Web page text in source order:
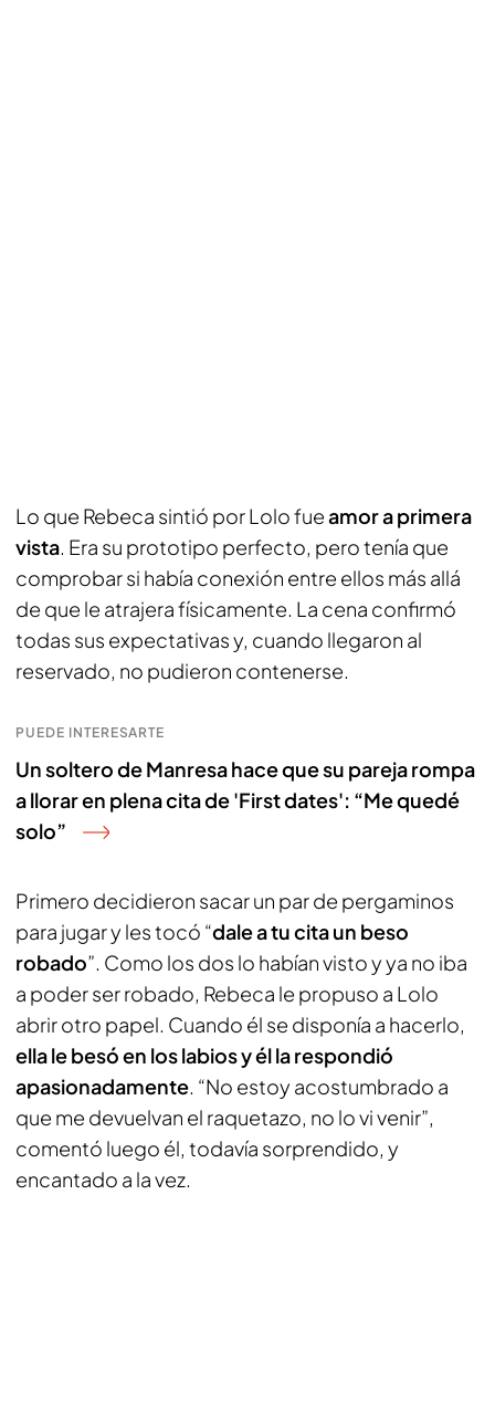
Lo que Rebeca sintió por Lolo fueamor a primera
vista. Era su prototipo perfecto, pero tenía que
comprobar si había conexión entre ellos más allá
de que le atrajera físicamente. La cena confirmó
todas sus expectativas y, cuando llegaron al
reservado, no pudieron contenerse.
PUEDE INTERESARTE
Un soltero de Manresa hace que su pareja rompa
a llorar en plena cita de 'First dates': “Me quedé
solo”
Primero decidieron sacar un par de pergaminos
para jugar y les tocó “dale a tu cita un beso
robado”. Como los dos lo habían visto y ya no iba
a poder ser robado, Rebeca le propuso a Lolo
abrir otro papel. Cuando él se disponía a hacerlo,
ella le besó en los labios y él la respondió
apasionadamente. “No estoy acostumbrado a
que me devuelvan el raquetazo, no lo vi venir”,
comentó luego él, todavía sorprendido, y
encantado a la vez.